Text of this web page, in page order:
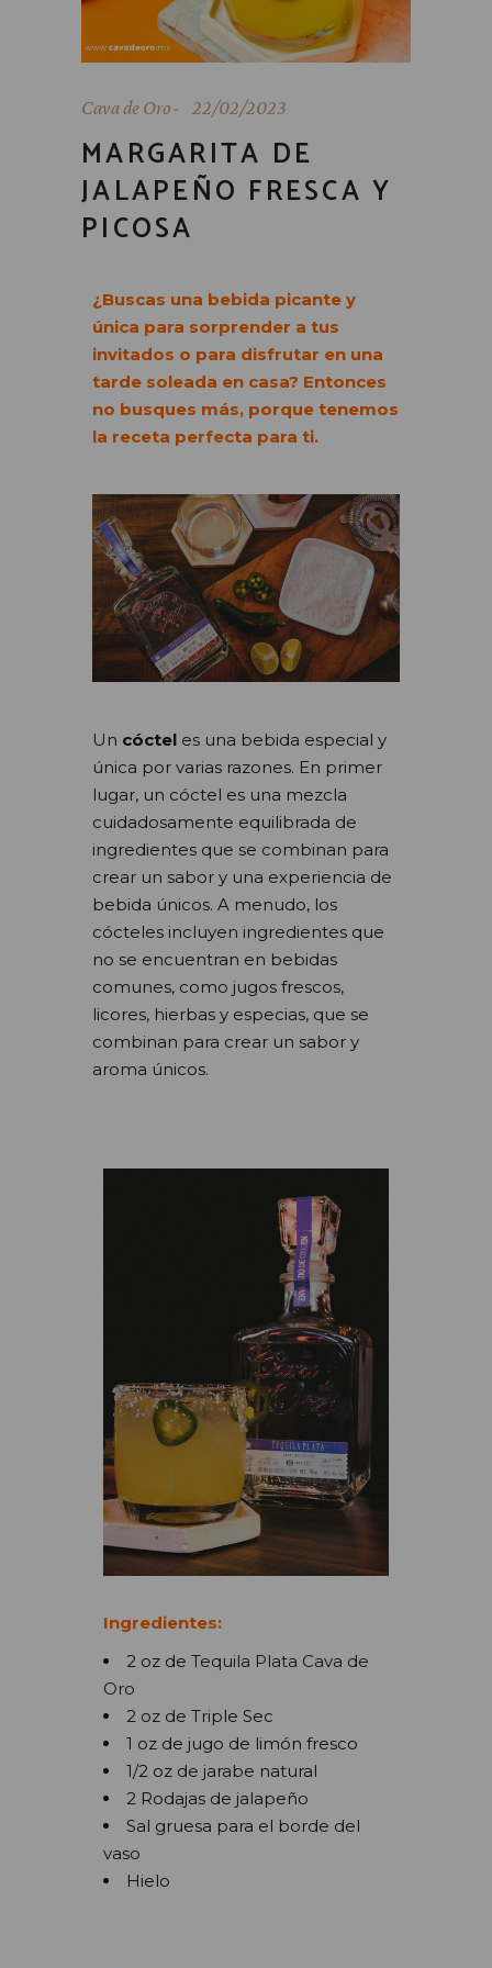
Cava de Oro 22/02/2023
MARGARITA DE
JALAPEÑO FRESCA Y
PICOSA
¿Buscas una bebida picante y
única para sorprender a tus
invitados o para disfrutar en una
tarde soleada en casa? Entonces
no busques más, porque tenemos
la receta perfecta para ti.
Un cóctel es una bebida especial y
única por varias razones. En primer
lugar, un cóctel es una mezcla
cuidadosamente equilibrada de
ingredientes que se combinan para
crear un sabor y una experiencia de
bebida únicos. A menudo, los
cócteles incluyen ingredientes que
no se encuentran en bebidas
comunes, como jugos frescos,
licores, hierbas y especias, que se
combinan para crear un sabor y
aroma únicos.
Ingredientes:
2 oz de Tequila Plata Cava de
Oro
2 oz de Triple Sec
1 oz de jugo de limón fresco
1/2 oz de jarabe natural
2 Rodajas de jalapeño
Sal gruesa para el borde del
vaso
Hielo